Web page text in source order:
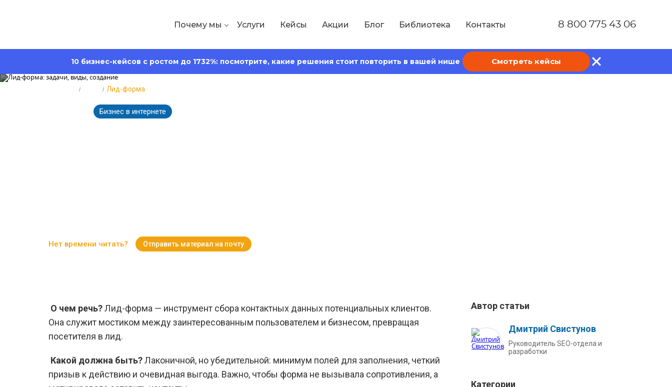
Почему мы Услуги Кейсы Акции Блог Библиотека Контакты 8 800 775 43 06
10 бизнес-кейсов с ростом до 1732%: посмотрите, какие решения стоит повторить в вашей нише Смотреть кейсы
Лид-форма
Бизнес в интернете
Нет времени читать? Отправить материал на почту
О чем речь?Лид-форма — инструмент сбора контактных данных потенциальных клиентов.
Она служит мостиком между заинтересованным пользователем и бизнесом, превращая
посетителя в лид.
Какой должна быть?Лаконичной, но убедительной: минимум полей для заполнения, четкий
призыв к действию и очевидная выгода. Важно, чтобы форма не вызывала сопротивления, а
Автор статьи
Дмитрий Свистунов
Руководитель SEO-отдела и
разработки
Категории